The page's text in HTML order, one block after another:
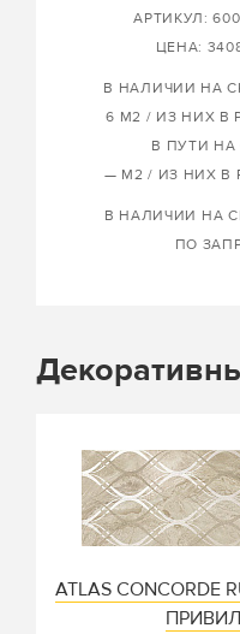
АРТИКУЛ:
ЦЕНА:
В НАЛИЧИИ НА
6 М2 / ИЗ НИХ В
В ПУТИ НА
— М2 / ИЗ НИХ В
В НАЛИЧИИ НА
ПО
ATLAS CONCORDE